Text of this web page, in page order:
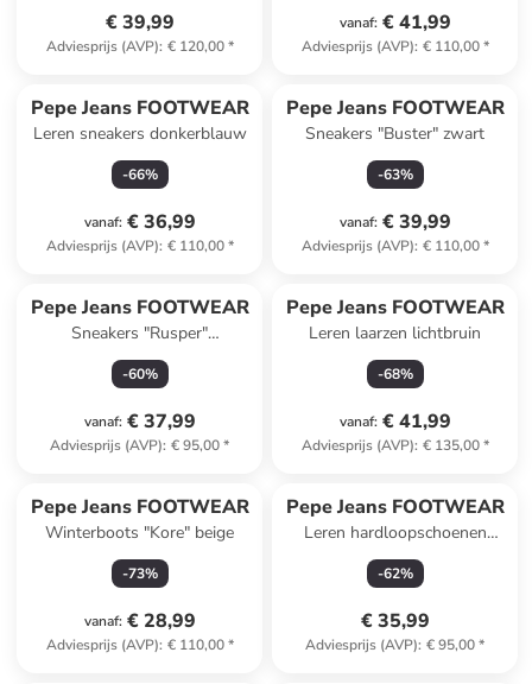
€ 39,99
Adviesprijs (AVP): € 120,00*
vanaf: € 41,99
Adviesprijs (AVP): € 110,00*
Pepe Jeans FOOTWEAR
Leren sneakers donkerblauw
-66%
vanaf: € 36,99
Adviesprijs (AVP): € 110,00*
Pepe Jeans FOOTWEAR
Sneakers "Buster" zwart
-63%
vanaf: € 39,99
Adviesprijs (AVP): € 110,00*
Pepe Jeans FOOTWEAR
Sneakers "Rusper"
bruin/donkerblauw//lichtroze
-60%
vanaf: € 37,99
Adviesprijs (AVP): € 95,00*
Pepe Jeans FOOTWEAR
Leren laarzen lichtbruin
-68%
vanaf: € 41,99
Adviesprijs (AVP): € 135,00*
Pepe Jeans FOOTWEAR
Winterboots "Kore" beige
-73%
vanaf: € 28,99
Adviesprijs (AVP): € 110,00*
Pepe Jeans FOOTWEAR
Leren hardloopschoenen
lichtbruin/donkerblauw
-62%
€ 35,99
Adviesprijs (AVP): € 95,00*